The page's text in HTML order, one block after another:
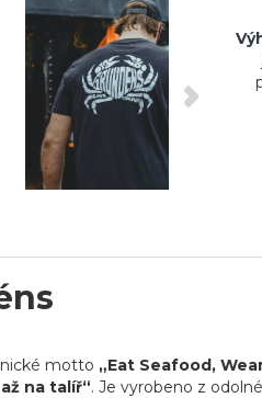
motto „Eat Seafood,
na talíř“. Je vyrobeno z odolné